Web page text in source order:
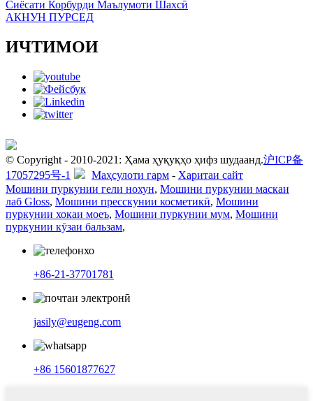
Сиёсати Корбурди Маълумоти Шахсӣ
АКНУН ПУРСЕД
ИЧТИМОИ
© Copyright - 2010-2021: Ҳама ҳуқуқҳо ҳифз шудаанд.沪ICP备
17057295号-1
Маҳсулоти гарм - Харитаи сайт
Мошини пуркунии гели нохун, Мошини пуркунии маскаи
лаб Gloss, Мошини пресскунии косметикӣ, Мошини
пуркунии хокаи моеъ, Мошини пуркунии мум, Мошини
пуркунии кӯзаи бальзам,
+86-21-37701781
jasily@eugeng.com
+86 15601877627